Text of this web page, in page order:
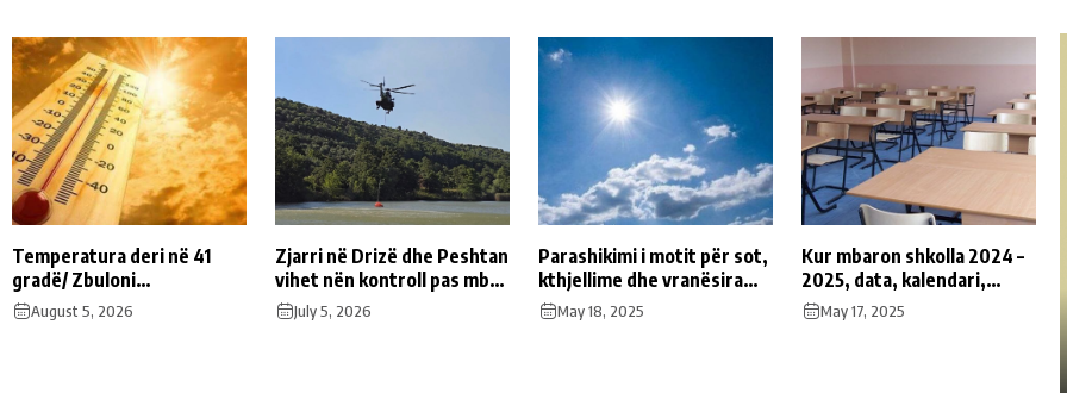
Temperatura deri në 41
gradë/ Zbuloni
parashikimin e motit, për
August 5, 2026
Zjarri në Drizë dhe Peshtan
vihet nën kontroll pas mbi 9
orësh operacion, u
evakuuan përkohësisht 7
July 5, 2026
Parashikimi i motit për sot,
kthjellime dhe vranësira
kalimtare
May 18, 2025
Kur mbaron shkolla 2024 –
2025, data, kalendari,
pushimet
May 17, 2025